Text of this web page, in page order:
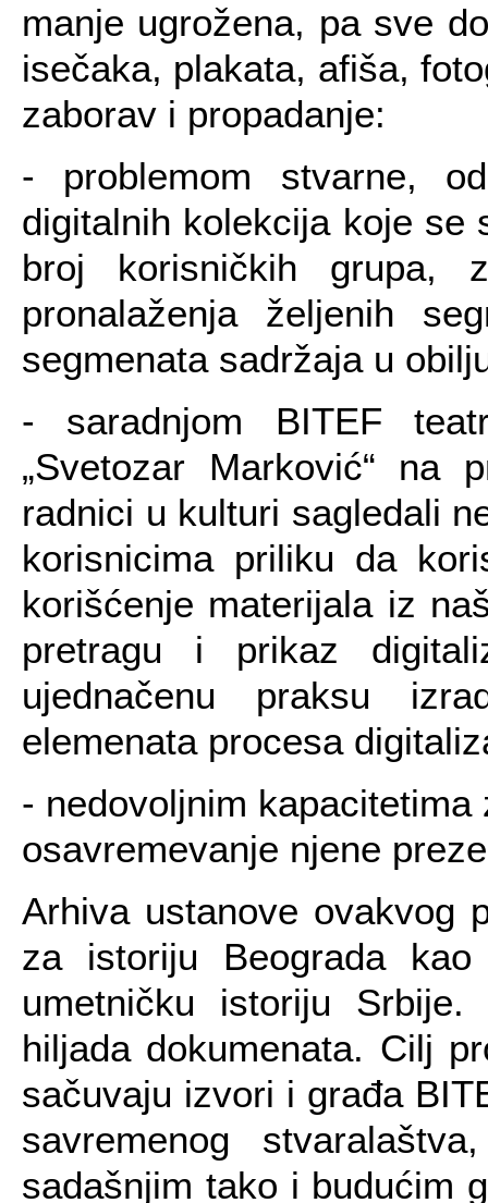
manje ugrožena, pa sve
isečaka, plakata, afiša,
zaborav i propadanje:
- problemom stvarne,
digitalnih kolekcija koje se
broj korisničkih grupa,
pronalaženja željenih
segmenata sadržaja u
- saradnjom BITEF
„Svetozar Marković“ na
radnici u kulturi sagledali
korisnicima priliku da
korišćenje materijala iz
pretragu i prikaz
ujednačenu praksu
elemenata procesa
- nedovoljnim
osavremevanje njene
Arhiva ustanove ovakvog
za istoriju Beograda
umetničku istoriju
hiljada dokumenata. Cilj
sačuvaju izvori i građa
savremenog
sadašnjim tako i budućim